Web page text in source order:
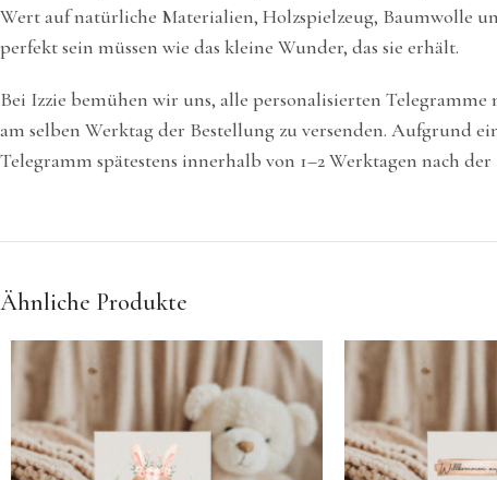
Wert auf natürliche Materialien, Holzspielzeug, Baumwolle
perfekt sein müssen wie das kleine Wunder, das sie erhält.
Bei Izzie bemühen wir uns, alle personalisierten
am selben Werktag der Bestellung zu versenden. Aufgrund
Telegramm spätestens innerhalb von 1–2 Werktagen nach
Ähnliche Produkte